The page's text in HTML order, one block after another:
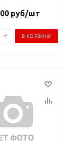
руб/шт
В КОРЗИНУ